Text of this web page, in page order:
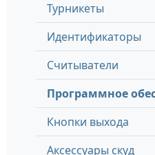
Турникеты
Идентификаторы
Считыватели
Программное
Кнопки выхода
Аксессуары скуд